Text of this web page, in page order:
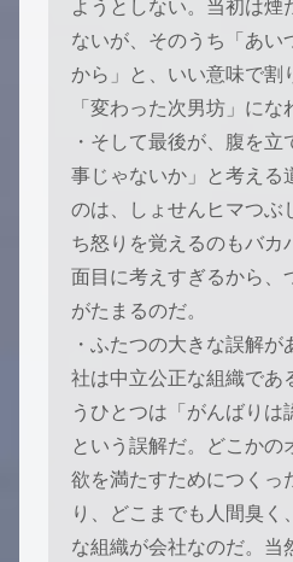
ようとしない。当初は煙
ないが、そのうち「あい
から」と、いい意味で割
「変わった次男坊」にな
・そして最後が、腹を
事じゃないか」と考える
のは、しょせんヒマつぶ
ち怒りを覚えるのもバカ
面目に考えすぎるから、
がたまるのだ。
・ふたつの大きな誤解
社は中立公正な組織であ
うひとつは「がんばりは
という誤解だ。どこかの
欲を満たすためにつくっ
り、どこまでも人間臭く
な組織が会社なのだ。当